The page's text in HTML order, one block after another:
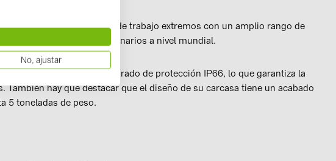
se adapta a entornos de trabajo extremos con un amplio rango de
cubriendo diferentes escenarios a nivel mundial.
producto ha obtenido un grado de protección IP66, lo que garantiza la
También hay que destacar que el diseño de su carcasa tiene un acabado
5 toneladas de peso.
No, ajustar